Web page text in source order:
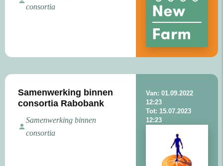
consortia
Samenwerking binnen
consortia Rabobank
Samenwerking binnen
consortia
Van: 01.09.2022
12:23
Tot: 15.07.2023
12:23